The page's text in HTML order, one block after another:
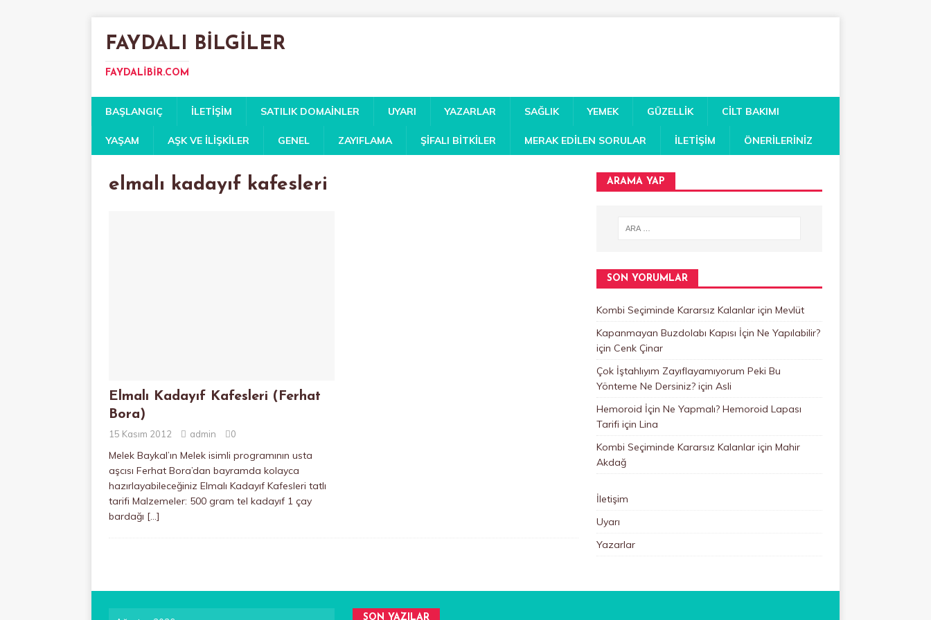
FAYDALI BILGILER
FAYDALIBIR.COM
BAŞLANGIÇ İLETIŞIM SATILIK DOMAINLER UYARI YAZARLAR SAĞLIK YEMEK GÜZELLIK CILT BAKIMI
YAŞAM AŞK VE İLIŞKILER GENEL ZAYIFLAMA ŞIFALI BITKILER MERAK EDILEN SORULAR İLETIŞIM ÖNERILERINIZ
elmalı kadayıf kafesleri
Elmalı Kadayıf Kafesleri (Ferhat
Bora)
15 Kasım 2012 admin 0
Melek Baykal’ın Melek isimli programının usta
aşcısı Ferhat Bora’dan bayramda kolayca
hazırlayabileceğiniz Elmalı Kadayıf Kafesleri tatlı
tarifi Malzemeler: 500 gram tel kadayıf 1 çay
bardağı […]
ARAMA YAP
SON YORUMLAR
Kombi Seçiminde Kararsız Kalanlariçin Mevlüt
Kapanmayan Buzdolabı Kapısı İçin Ne Yapılabilir?
için Cenk Çinar
Çok İştahlıyım Zayıflayamıyorum Peki Bu
Yönteme Ne Dersiniz?için Asli
Hemoroid İçin Ne Yapmalı? Hemoroid Lapası
Tarifi için Lina
Kombi Seçiminde Kararsız Kalanlariçin Mahir
Akdağ
İletişim
Uyarı
Yazarlar
SON YAZILAR